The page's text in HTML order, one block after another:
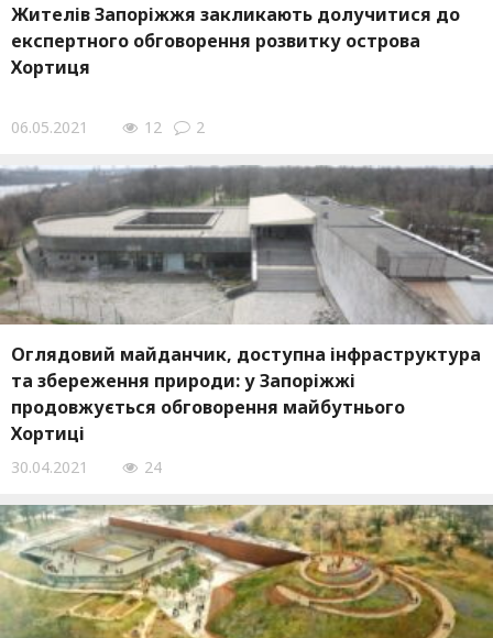
Жителів Запоріжжя закликають долучитися до
експертного обговорення розвитку острова
Хортиця
06.05.2021 12 2
Оглядовий майданчик, доступна інфраструктура
та збереження природи: у Запоріжжі
продовжується обговорення майбутнього
Хортиці
30.04.2021 24